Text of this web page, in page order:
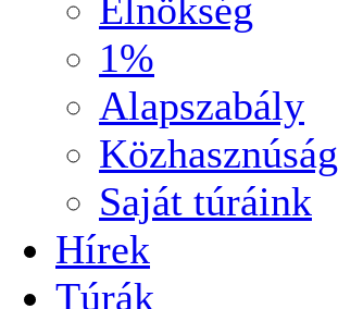
Elnökség
1%
Alapszabály
Közhasznúság
Saját túráink
Hírek
Túrák